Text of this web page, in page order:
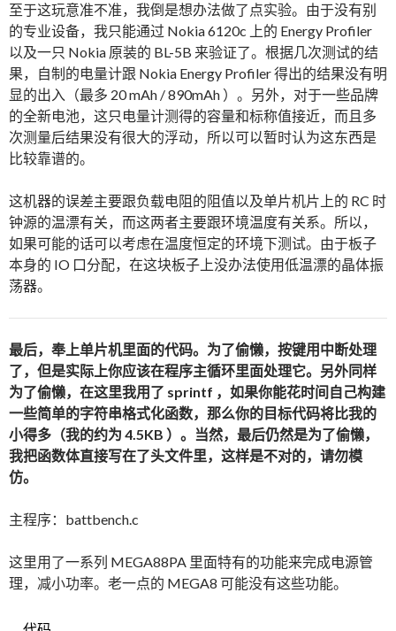
至于这玩意准不准，我倒是想办法做了点实验。由于没有别
的专业设备，我只能通过 Nokia 6120c 上的 Energy Profiler
以及一只 Nokia 原装的 BL-5B 来验证了。根据几次测试的结
果，自制的电量计跟 Nokia Energy Profiler 得出的结果没有明
显的出入（最多 20 mAh / 890mAh ）。另外，对于一些品牌
的全新电池，这只电量计测得的容量和标称值接近，而且多
次测量后结果没有很大的浮动，所以可以暂时认为这东西是
比较靠谱的。
这机器的误差主要跟负载电阻的阻值以及单片机片上的 RC 时
钟源的温漂有关，而这两者主要跟环境温度有关系。所以，
如果可能的话可以考虑在温度恒定的环境下测试。由于板子
本身的 IO 口分配，在这块板子上没办法使用低温漂的晶体振
荡器。
最后，奉上单片机里面的代码。为了偷懒，按键用中断处理
了，但是实际上你应该在程序主循环里面处理它。另外同样
为了偷懒，在这里我用了 sprintf ，如果你能花时间自己构建
一些简单的字符串格式化函数，那么你的目标代码将比我的
小得多（我的约为 4.5KB ）。当然，最后仍然是为了偷懒，
我把函数体直接写在了头文件里，这样是不对的，请勿模
仿。
主程序：battbench.c
这里用了一系列 MEGA88PA 里面特有的功能来完成电源管
理，减小功率。老一点的 MEGA8 可能没有这些功能。